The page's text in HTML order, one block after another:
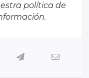
política de